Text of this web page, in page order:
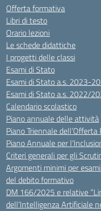
Offerta formativa
Libri di testo
Orario lezioni
Le schede didattiche
I progetti delle classi
Esami di Stato
Esami di Stato a.s. 2023-
Esami di Stato a.s. 2022/
Calendario scolastico
Piano annuale delle attività
Piano Triennale
Piano Annuale per
Criteri generali per gli
Argomenti minimi per
del debito formativo
DM 166/2025 e relative
dell’Intelligenza Artificiale